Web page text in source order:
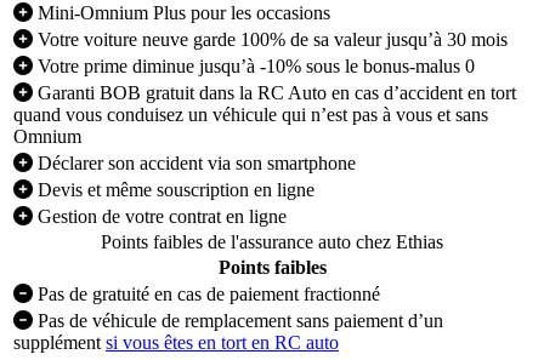
Mini-Omnium Plus pour les occasions
Votre voiture neuve garde 100% de sa valeur jusqu’à 30 mois
Votre prime diminue jusqu’à -10% sous le bonus-malus 0
Garanti BOB gratuit dans la RC Auto en cas d’accident en tort
quand vous conduisez un véhicule qui n’est pas à vous et sans
Omnium
Déclarer son accident via son smartphone
Devis et même souscription en ligne
Gestion de votre contrat en ligne
Points faibles de l'assurance auto chez Ethias
Points faibles
Pas de gratuité en cas de paiement fractionné
Pas de véhicule de remplacement sans paiement d’un
supplément si vous êtes en tort en RC auto